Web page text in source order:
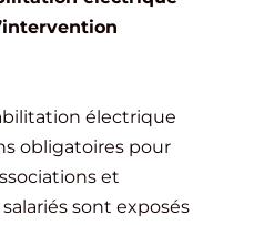
électrique
obligatoires pour
et
sont exposés